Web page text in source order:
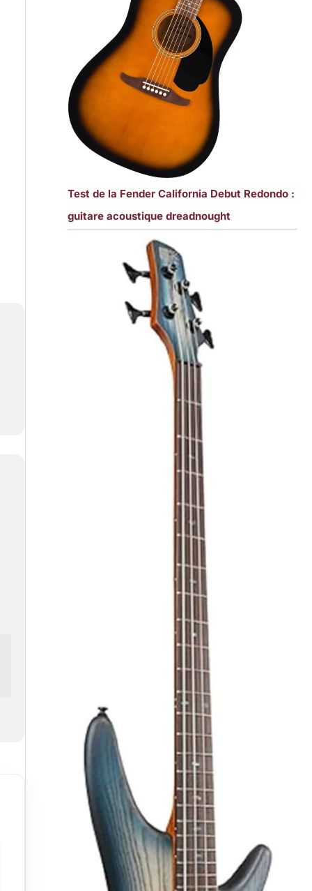
Test de la Fender California Debut Redondo :
guitare acoustique dreadnought